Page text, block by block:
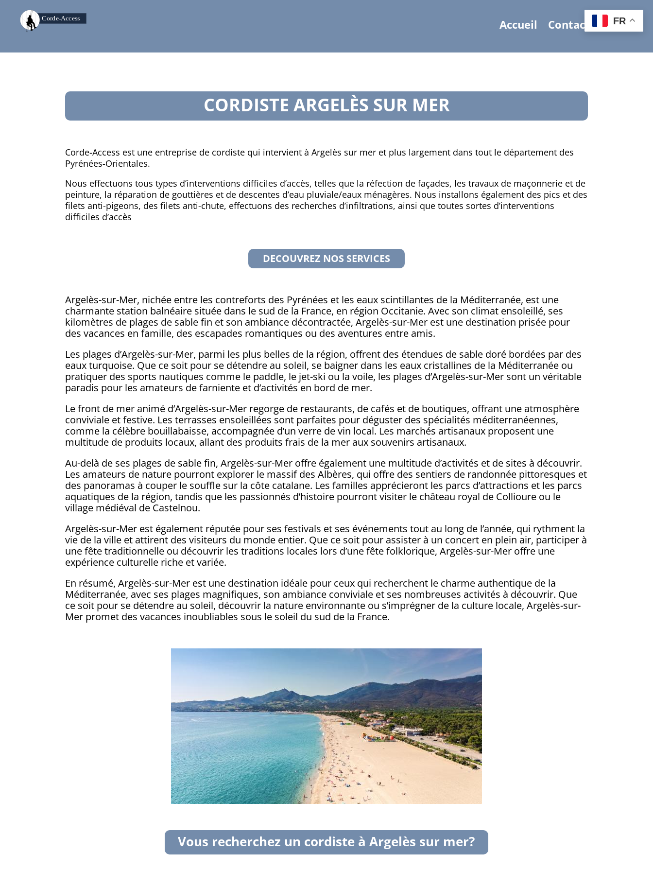
Accueil Contact
CORDISTE ARGELÈS SUR MER
Corde-Access est une entreprise de cordiste qui intervient à Argelès sur mer et plus largement dans tout le département des
Pyrénées-Orientales.
Nous effectuons tous types d’interventions difficiles d’accès, telles que la réfection de façades, les travaux de maçonnerie et de
peinture, la réparation de gouttières et de descentes d’eau pluviale/eaux ménagères. Nous installons également des pics et des
filets anti-pigeons, des filets anti-chute, effectuons des recherches d’infiltrations, ainsi que toutes sortes d’interventions
difficiles d’accès
DECOUVREZ NOS SERVICES
Argelès-sur-Mer, nichée entre les contreforts des Pyrénées et les eaux scintillantes de la Méditerranée, est une
charmante station balnéaire située dans le sud de la France, en région Occitanie. Avec son climat ensoleillé, ses
kilomètres de plages de sable fin et son ambiance décontractée, Argelès-sur-Mer est une destination prisée pour
des vacances en famille, des escapades romantiques ou des aventures entre amis.
Les plages d’Argelès-sur-Mer, parmi les plus belles de la région, offrent des étendues de sable doré bordées par des
eaux turquoise. Que ce soit pour se détendre au soleil, se baigner dans les eaux cristallines de la Méditerranée ou
pratiquer des sports nautiques comme le paddle, le jet-ski ou la voile, les plages d’Argelès-sur-Mer sont un véritable
paradis pour les amateurs de farniente et d’activités en bord de mer.
Le front de mer animé d’Argelès-sur-Mer regorge de restaurants, de cafés et de boutiques, offrant une atmosphère
conviviale et festive. Les terrasses ensoleillées sont parfaites pour déguster des spécialités méditerranéennes,
comme la célèbre bouillabaisse, accompagnée d’un verre de vin local. Les marchés artisanaux proposent une
multitude de produits locaux, allant des produits frais de la mer aux souvenirs artisanaux.
Au-delà de ses plages de sable fin, Argelès-sur-Mer offre également une multitude d’activités et de sites à découvrir.
Les amateurs de nature pourront explorer le massif des Albères, qui offre des sentiers de randonnée pittoresques et
des panoramas à couper le souffle sur la côte catalane. Les familles apprécieront les parcs d’attractions et les parcs
aquatiques de la région, tandis que les passionnés d’histoire pourront visiter le château royal de Collioure ou le
village médiéval de Castelnou.
Argelès-sur-Mer est également réputée pour ses festivals et ses événements tout au long de l’année, qui rythment la
vie de la ville et attirent des visiteurs du monde entier. Que ce soit pour assister à un concert en plein air, participer à
une fête traditionnelle ou découvrir les traditions locales lors d’une fête folklorique, Argelès-sur-Mer offre une
expérience culturelle riche et variée.
En résumé, Argelès-sur-Mer est une destination idéale pour ceux qui recherchent le charme authentique de la
Méditerranée, avec ses plages magnifiques, son ambiance conviviale et ses nombreuses activités à découvrir. Que
ce soit pour se détendre au soleil, découvrir la nature environnante ou s’imprégner de la culture locale, Argelès-sur-
Mer promet des vacances inoubliables sous le soleil du sud de la France.
Vous recherchez un cordiste à Argelès sur mer?
FR